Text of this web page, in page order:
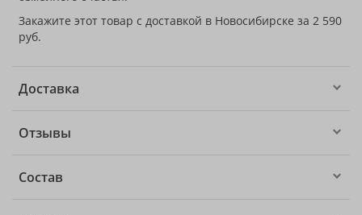
Закажите этот товар с доставкой в Новосибирске за 2 590
руб.
Доставка
Отзывы
Состав